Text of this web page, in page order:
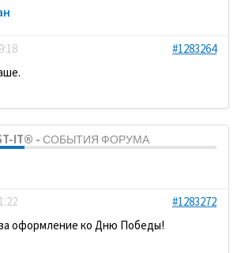
#1283264
IT® - СОБЫТИЯ ФОРУМА
#1283272
оформление ко Дню Победы!